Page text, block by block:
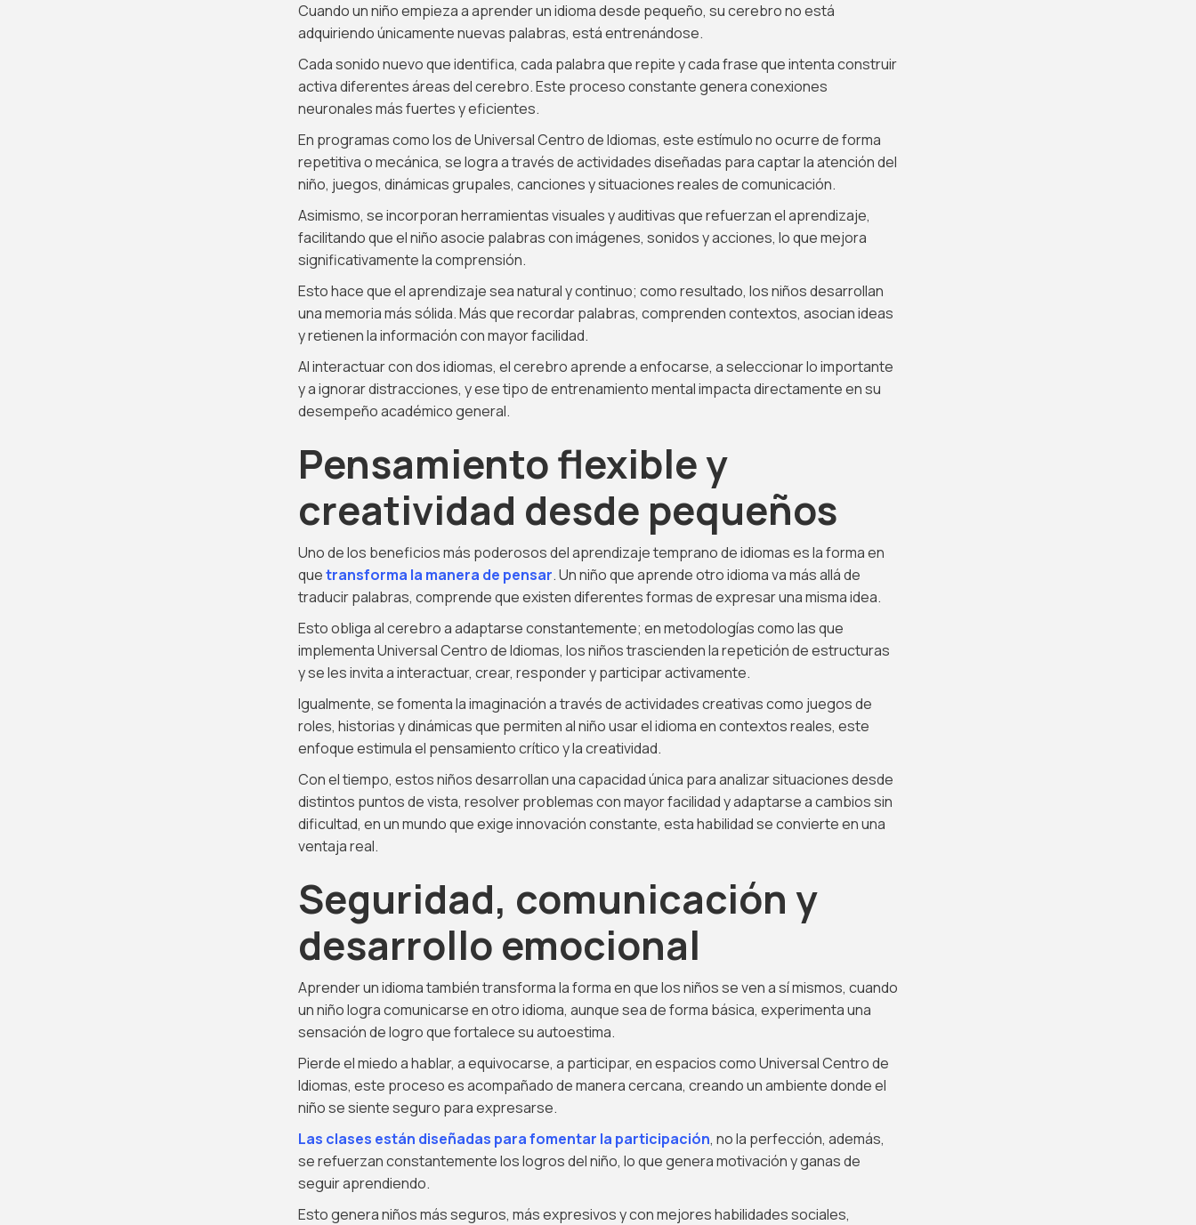
Cuando un niño empieza a aprender un idioma desde pequeño, su cerebro no está
adquiriendo únicamente nuevas palabras, está entrenándose.
Cada sonido nuevo que identifica, cada palabra que repite y cada frase que intenta construir
activa diferentes áreas del cerebro. Este proceso constante genera conexiones
neuronales más fuertes y eficientes.
En programas como los de Universal Centro de Idiomas, este estímulo no ocurre de forma
repetitiva o mecánica, se logra a través de actividades diseñadas para captar la atención del
niño, juegos, dinámicas grupales, canciones y situaciones reales de comunicación.
Asimismo, se incorporan herramientas visuales y auditivas que refuerzan el aprendizaje,
facilitando que el niño asocie palabras con imágenes, sonidos y acciones, lo que mejora
significativamente la comprensión.
Esto hace que el aprendizaje sea natural y continuo; como resultado, los niños desarrollan
una memoria más sólida. Más que recordar palabras, comprenden contextos, asocian ideas
y retienen la información con mayor facilidad.
Al interactuar con dos idiomas, el cerebro aprende a enfocarse, a seleccionar lo importante
y a ignorar distracciones, y ese tipo de entrenamiento mental impacta directamente en su
desempeño académico general.
Pensamiento flexible y
creatividad desde pequeños
Uno de los beneficios más poderosos del aprendizaje temprano de idiomas es la forma en
quetransforma la manera de pensar. Un niño que aprende otro idioma va más allá de
traducir palabras, comprende que existen diferentes formas de expresar una misma idea.
Esto obliga al cerebro a adaptarse constantemente; en metodologías como las que
implementa Universal Centro de Idiomas, los niños trascienden la repetición de estructuras
y se les invita a interactuar, crear, responder y participar activamente.
Igualmente, se fomenta la imaginación a través de actividades creativas como juegos de
roles, historias y dinámicas que permiten al niño usar el idioma en contextos reales, este
enfoque estimula el pensamiento crítico y la creatividad.
Con el tiempo, estos niños desarrollan una capacidad única para analizar situaciones desde
distintos puntos de vista, resolver problemas con mayor facilidad y adaptarse a cambios sin
dificultad, en un mundo que exige innovación constante, esta habilidad se convierte en una
ventaja real.
Seguridad, comunicación y
desarrollo emocional
Aprender un idioma también transforma la forma en que los niños se ven a sí mismos, cuando
un niño logra comunicarse en otro idioma, aunque sea de forma básica, experimenta una
sensación de logro que fortalece su autoestima.
Pierde el miedo a hablar, a equivocarse, a participar, en espacios como Universal Centro de
Idiomas, este proceso es acompañado de manera cercana, creando un ambiente donde el
niño se siente seguro para expresarse.
Las clases están diseñadas para fomentar la participación, no la perfección, además,
se refuerzan constantemente los logros del niño, lo que genera motivación y ganas de
seguir aprendiendo.
Esto genera niños más seguros, más expresivos y con mejores habilidades sociales,